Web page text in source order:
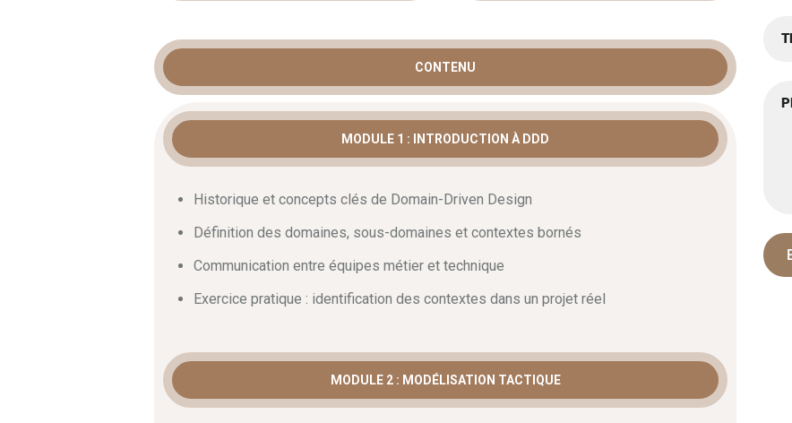
MODÉLISATION MÉTIER
COMPLEXE
logiciels et les développeurs expérimentés souhaitant structurer leurs applications autour
des besoins métiers réels. Elle s’adresse également aux responsables IT et chefs de projet
technique. En effet, l’alignement entre le code et le domaine est devenu une référence
les compétences nécessaires pour réduire la complexité technique.
D’abord, la conception d’applications d’envergure présente des défis spécifiques en matière
d’évolutivité et de maintenabilité. La mise en place de contextes bornés garantit une
isolation parfaite des responsabilités. Avec cette approche structurée, vous optimisez le
CONTENU
MODULE 1 : INTRODUCTION À DDD
Historique et concepts clés de Domain-Driven Design
Définition des domaines, sous-domaines et contextes bornés
Communication entre équipes métier et technique
Exercice pratique : identification des contextes dans un projet réel
MODULE 2 : MODÉLISATION TACTIQUE